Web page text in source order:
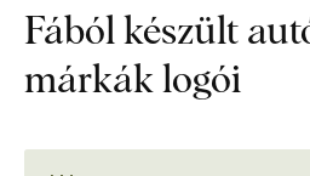
Fából készült
márkák logói